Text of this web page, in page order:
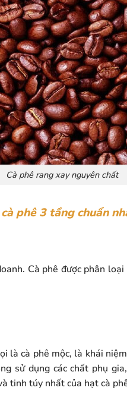
Cà phê rang xay nguyên chất
phê 3 tầng chuẩn
Cà phê được phân
là cà phê mộc, là khái
sử dụng các chất phụ
tinh túy nhất của hạt cà